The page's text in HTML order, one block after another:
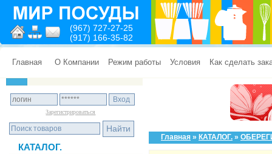
(967) 727-27-25
(917) 166-35-82
Главная О Компании Режим работы Условия Как сделать
Зарегистрироваться
КАТАЛОГ.
Главная » КАТАЛОГ. »